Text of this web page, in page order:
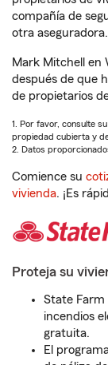
compañía de
otra aseguradora.
Mark Mitchell en
después de que
de propietarios
1. Por favor, consulte
propiedad cubierta y
2. Datos
Comience su
vivienda. ¡Es
Proteja su
State Farm
incendios
gratuita.
El